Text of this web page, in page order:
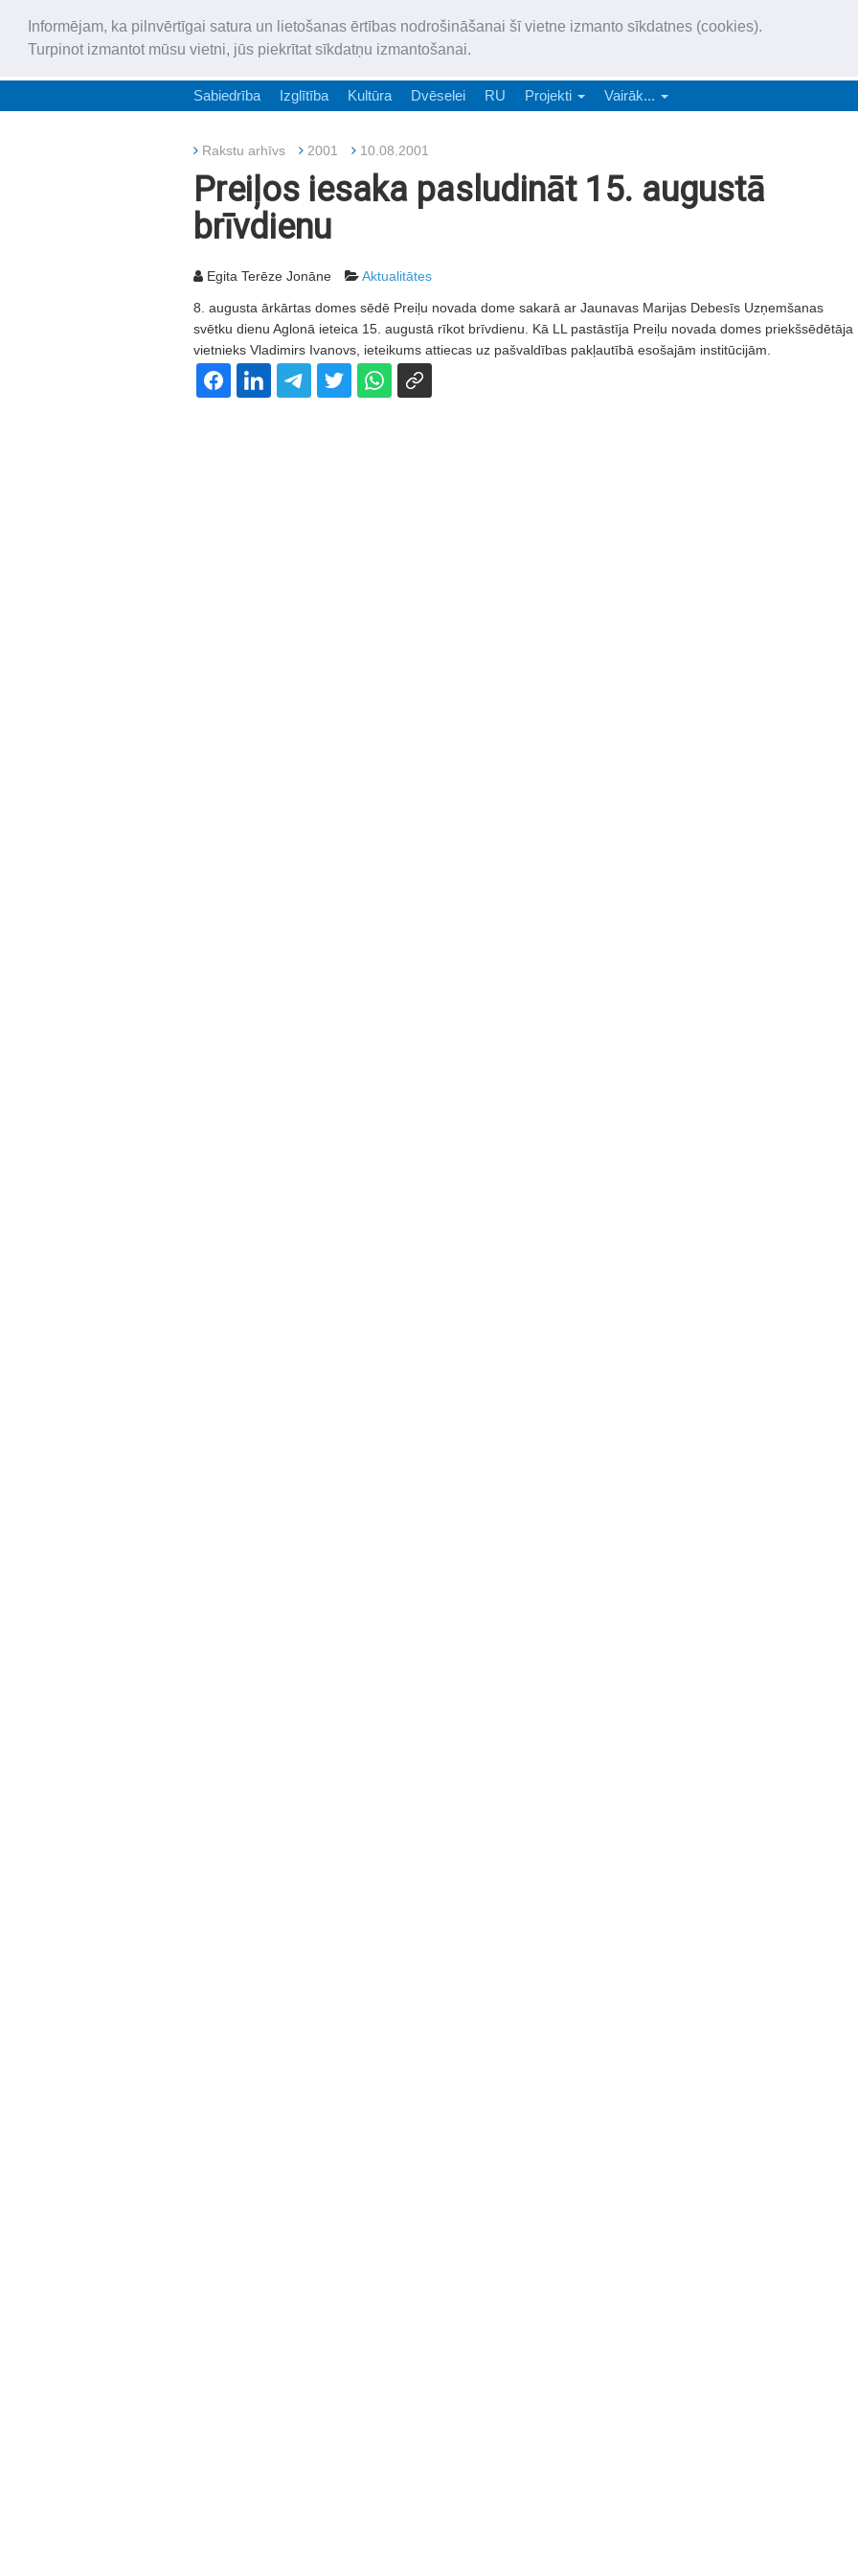
Informējam, ka pilnvērtīgai satura un lietošanas ērtības nodrošināšanai šī vietne izmanto sīkdatnes (cookies).
Turpinot izmantot mūsu vietni, jūs piekrītat sīkdatņu izmantošanai.
„Latgales Laiks” latviešu valodā aptver Daugavpils valstspilsētu,
Sabiedrība Izglītība Kultūra Dvēselei RU Projekti Vairāk...
Rakstu arhīvs 2001 10.08.2001
Preiļos iesaka pasludināt 15. augustā
brīvdienu
Egita Terēze Jonāne Aktualitātes
8. augusta ārkārtas domes sēdē Preiļu novada dome sakarā ar Jaunavas Marijas Debesīs Uzņemšanas
svētku dienu Aglonā ieteica 15. augustā rīkot brīvdienu. Kā LL pastāstīja Preiļu novada domes priekšsēdētāja
vietnieks Vladimirs Ivanovs, ieteikums attiecas uz pašvaldības pakļautībā esošajām institūcijām.